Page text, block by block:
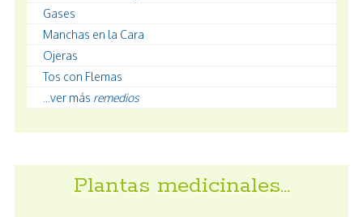
Gases
Manchas en la Cara
Ojeras
Tos con Flemas
...ver más remedios
Plantas medicinales…